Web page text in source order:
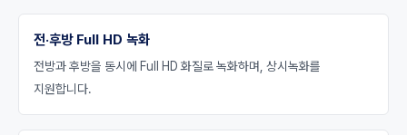
전·후방 Full HD 녹화
전방과 후방을 동시에 Full HD 화질로 녹화하며, 상시녹화를
지원합니다.